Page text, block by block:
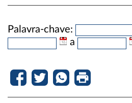
Palavra-chave:
a